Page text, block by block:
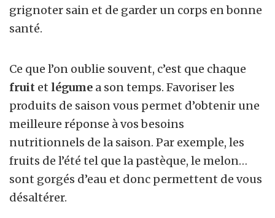
grignoter sain et de garder un corps en bonne
santé.
Ce que l’on oublie souvent, c’est que chaque
fruit et légume a son temps. Favoriser les
produits de saison vous permet d’obtenir une
meilleure réponse à vos besoins
nutritionnels de la saison. Par exemple, les
fruits de l’été tel que la pastèque, le melon…
sont gorgés d’eau et donc permettent de vous
désaltérer.